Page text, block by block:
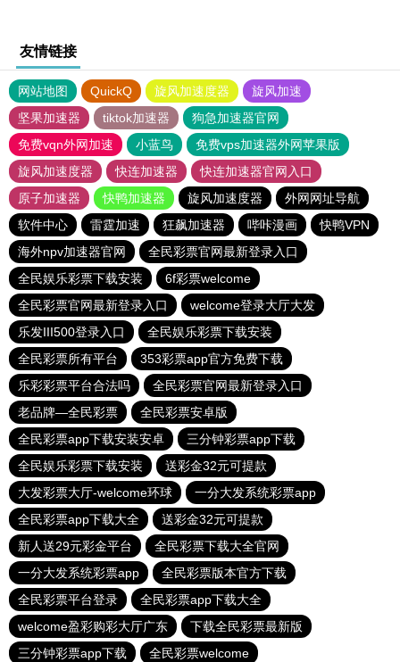
友情链接
网站地图 QuickQ 旋风加速度器
旋风加速
坚果加速器
tiktok加速器
狗急加速器官网
免费vqn外网加速
小蓝鸟
免费vps加速器外网苹果版
旋风加速度器
快连加速器
快连加速器官网入口
原子加速器
快鸭加速器 旋风加速度器
外网网址导航
软件中心
雷霆加速 狂飙加速器 哔咔漫画
快鸭VPN
海外npv加速器官网
全民彩票官网最新登录入口
全民娱乐彩票下载安装
6f彩票welcome
全民彩票官网最新登录入口
welcome登录大厅大发
乐发III500登录入口
全民娱乐彩票下载安装
全民彩票所有平台
353彩票app官方免费下载
乐彩彩票平台合法吗
全民彩票官网最新登录入口
老品牌—全民彩票
全民彩票安卓版
全民彩票app下载安装安卓
三分钟彩票app下载
全民娱乐彩票下载安装
送彩金32元可提款
大发彩票大厅-welcome环球
一分大发系统彩票app
全民彩票app下载大全
送彩金32元可提款
新人送29元彩金平台
全民彩票下载大全官网
一分大发系统彩票app
全民彩票版本官方下载
全民彩票平台登录
全民彩票app下载大全
welcome盈彩购彩大厅广东
下载全民彩票最新版
三分钟彩票app下载
全民彩票welcome